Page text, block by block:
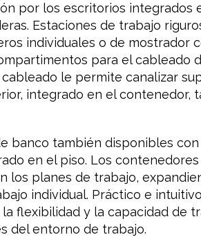
por los escritorios integrados
Estaciones de trabajo
individuales o de mostrador
para el cableado
le permite canalizar
integrado en el contenedor,
banco también disponibles
en el piso. Los
los planes de trabajo,
individual. Práctico e
la flexibilidad y la capacidad de
del entorno de trabajo.